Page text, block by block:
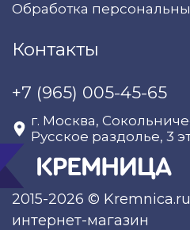
2015-2026 ©
интернет-магазин
Обработка
Контакты
+7 (965) 005-45-65
г. Москва,
Русское раздолье, 3